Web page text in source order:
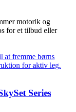
motorik og
for et tilbud eller
Series